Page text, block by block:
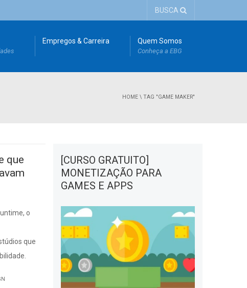
BUSCA
Empregos & Carreira Quem Somos
Conheça a EBG
HOME \ TAG "GAME MAKER"
que
o
que
[CURSO GRATUITO]
MONETIZAÇÃO PARA
GAMES E APPS